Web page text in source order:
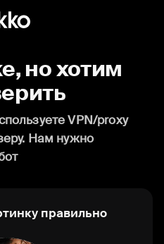
но хотим
VPN/proxy
Нам нужно
правильно